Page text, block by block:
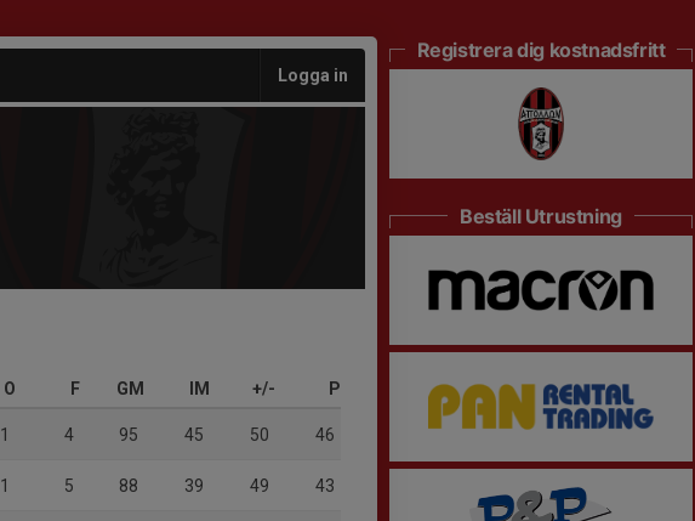
Logga in
O F GM IM +/- P
1 4 95 45 50 46
1 5 88 39 49 43
Registrera dig kostnadsfritt
Beställ Utrustning